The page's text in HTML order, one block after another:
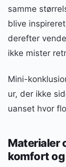
samme
blive
derefter
ikke mister
Mini-
ur, der ikke
uanset hvor
Materialer
komfort